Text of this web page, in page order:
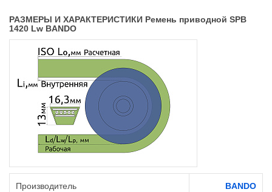
РАЗМЕРЫ И ХАРАКТЕРИСТИКИ Ремень приводной SPB
1420 Lw BANDO
Производитель BANDO